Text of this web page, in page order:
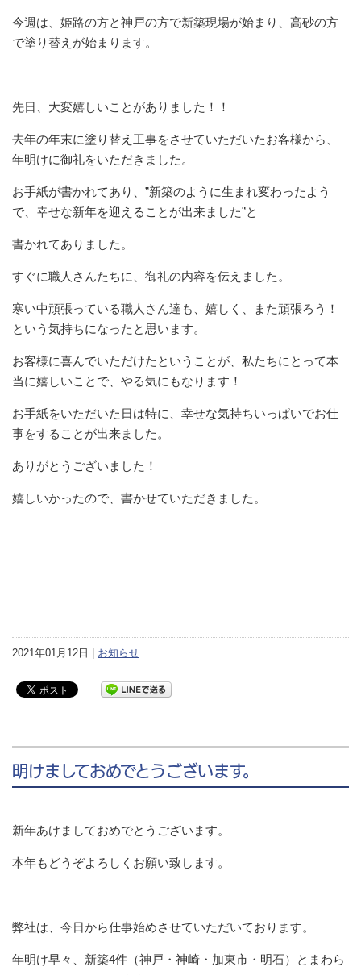
今週は、姫路の方と神戸の方で新築現場が始まり、高砂の方
で塗り替えが始まります。
先日、大変嬉しいことがありました！！
去年の年末に塗り替え工事をさせていただいたお客様から、
年明けに御礼をいただきました。
お手紙が書かれてあり、”新築のように生まれ変わったよう
で、幸せな新年を迎えることが出来ました”と
書かれてありました。
すぐに職人さんたちに、御礼の内容を伝えました。
寒い中頑張っている職人さん達も、嬉しく、また頑張ろう！
という気持ちになったと思います。
お客様に喜んでいただけたということが、私たちにとって本
当に嬉しいことで、やる気にもなります！
お手紙をいただいた日は特に、幸せな気持ちいっぱいでお仕
事をすることが出来ました。
ありがとうございました！
嬉しいかったので、書かせていただきました。
2021年01月12日 | お知らせ
明けましておめでとうございます。
新年あけましておめでとうございます。
本年もどうぞよろしくお願い致します。
弊社は、今日から仕事始めさせていただいております。
年明け早々、新築4件（神戸・神崎・加東市・明石）とまわら